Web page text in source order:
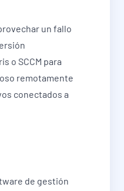
un fallo
o SCCM para
remotamente
conectados a
de gestión